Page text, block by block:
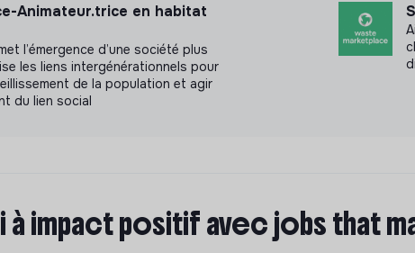
Animateur.trice en habitat
l’émergence d’une société plus
les liens intergénérationnels pour
de la population et agir
du lien social
à impact positif avec jobs that